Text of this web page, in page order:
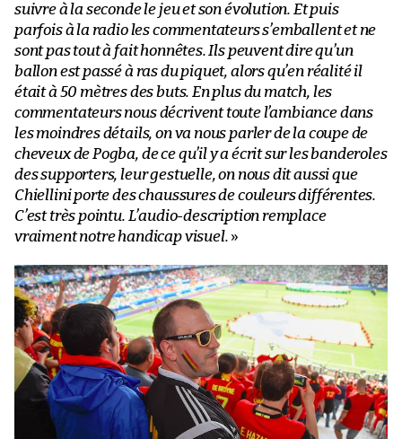
suivre à la seconde le jeu et son évolution. Et puis
parfois à la radio les commentateurs s’emballent et ne
sont pas tout à fait honnêtes. Ils peuvent dire qu’un
ballon est passé à ras du piquet, alors qu’en réalité il
était à 50 mètres des buts. En plus du match, les
commentateurs nous décrivent toute l’ambiance dans
les moindres détails, on va nous parler de la coupe de
cheveux de Pogba, de ce qu’il y a écrit sur les banderoles
des supporters, leur gestuelle, on nous dit aussi que
Chiellini porte des chaussures de couleurs différentes.
C’est très pointu. L’audio-description remplace
vraiment notre handicap visuel. »